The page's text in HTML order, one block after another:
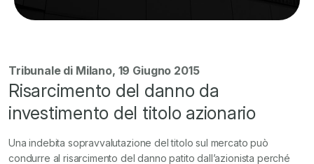
Tribunale di Milano, 19 Giugno 2015
Risarcimento del danno da
investimento del titolo azionario
Una indebita sopravvalutazione del titolo sul mercato può
condurre al risarcimento del danno patito dall’azionista perché